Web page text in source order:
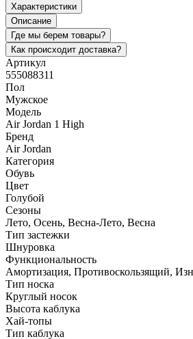
Характеристики
Описание
Где мы берем товары?
Как происходит доставка?
Артикул
555088311
Пол
Мужское
Модель
Air Jordan 1 High
Бренд
Air Jordan
Категория
Обувь
Цвет
Голубой
Сезоны
Лето, Осень, Весна-Лето, Весна
Тип застежки
Шнуровка
Функциональность
Амортизация, Противоскользящий,
Тип носка
Круглый носок
Высота каблука
Хай-топы
Тип каблука